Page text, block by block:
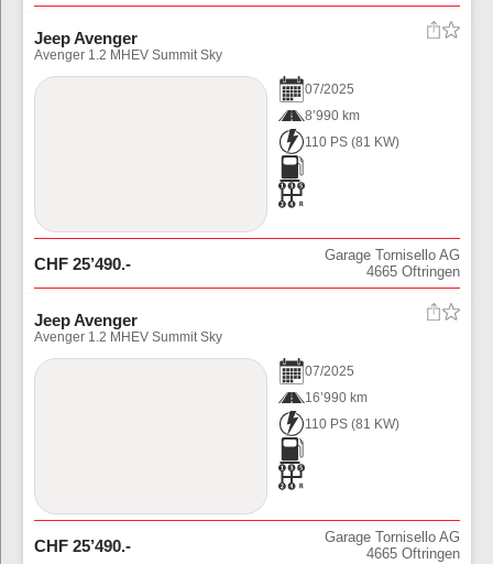
Jeep Avenger
Avenger 1.2 MHEV Summit Sky
07/2025
8’990 km
110 PS (81 KW)
CHF 25’490.-
Garage Tornisello AG
4665 Oftringen
Jeep Avenger
Avenger 1.2 MHEV Summit Sky
07/2025
16’990 km
110 PS (81 KW)
CHF 25’490.-
Garage Tornisello AG
4665 Oftringen